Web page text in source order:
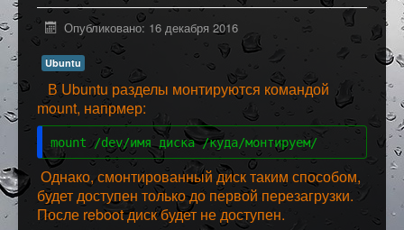
Программное обеспечение
Разное
Опубликовано: 16 декабря 2016
Ubuntu
В Ubuntu разделы монтируются командой
mount, напрмер:
mount /dev/имя диска /куда/монтируем/
Однако, смонтированный диск таким способом,
будет доступен только до первой перезагрузки.
После reboot диск будет не доступен.